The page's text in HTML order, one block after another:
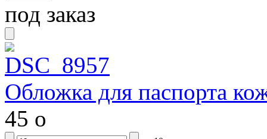
под заказ
Обложка для паспорта
45 o